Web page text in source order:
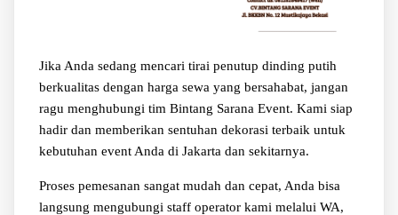
Jika Anda sedang mencari tirai penutup dinding putih
berkualitas dengan harga sewa yang bersahabat, jangan
ragu menghubungi tim Bintang Sarana Event. Kami siap
hadir dan memberikan sentuhan dekorasi terbaik untuk
kebutuhan event Anda di Jakarta dan sekitarnya.
Proses pemesanan sangat mudah dan cepat, Anda bisa
langsung mengubungi staff operator kami melalui WA,